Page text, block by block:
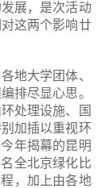
展，是次活动
这两个影响廿
地大学团体、
排尽显心思。
处理设施、国
加插以重视环
年揭幕的昆明
全北京绿化比
，加上由各地